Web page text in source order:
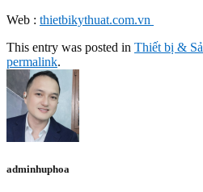
Web : thietbikythuat.com.vn
This entry was posted in Thiết bị &
permalink.
adminhuphoa